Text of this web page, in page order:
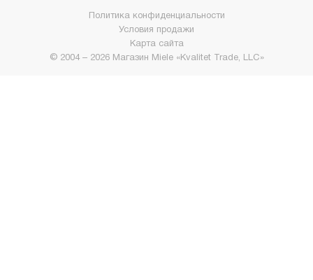
© 2004 – 2026 Магазин Miele «Kvalitet Trade, LLC»
Политика конфиденциальности
Условия продажи
Карта сайта